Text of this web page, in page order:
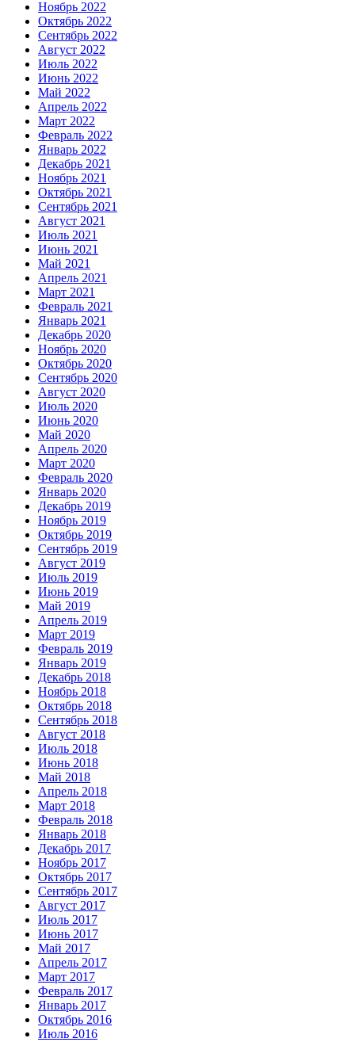
Ноябрь 2022
Октябрь 2022
Сентябрь 2022
Август 2022
Июль 2022
Июнь 2022
Май 2022
Апрель 2022
Март 2022
Февраль 2022
Январь 2022
Декабрь 2021
Ноябрь 2021
Октябрь 2021
Сентябрь 2021
Август 2021
Июль 2021
Июнь 2021
Май 2021
Апрель 2021
Март 2021
Февраль 2021
Январь 2021
Декабрь 2020
Ноябрь 2020
Октябрь 2020
Сентябрь 2020
Август 2020
Июль 2020
Июнь 2020
Май 2020
Апрель 2020
Март 2020
Февраль 2020
Январь 2020
Декабрь 2019
Ноябрь 2019
Октябрь 2019
Сентябрь 2019
Август 2019
Июль 2019
Июнь 2019
Май 2019
Апрель 2019
Март 2019
Февраль 2019
Январь 2019
Декабрь 2018
Ноябрь 2018
Октябрь 2018
Сентябрь 2018
Август 2018
Июль 2018
Июнь 2018
Май 2018
Апрель 2018
Март 2018
Февраль 2018
Январь 2018
Декабрь 2017
Ноябрь 2017
Октябрь 2017
Сентябрь 2017
Август 2017
Июль 2017
Июнь 2017
Май 2017
Апрель 2017
Март 2017
Февраль 2017
Январь 2017
Октябрь 2016
Июль 2016